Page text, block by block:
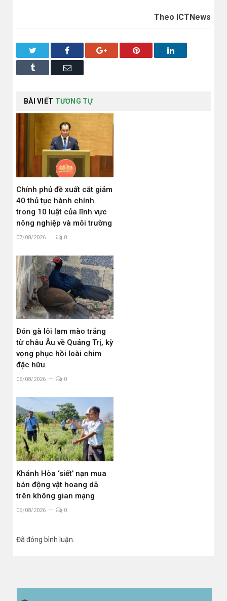
Theo ICTNews
Facebook Google+ Pinterest LinkedIn
Tumblr Email
BÀI VIẾT TƯƠNG TỰ
Chính phủ đề xuất cắt giảm
40 thủ tục hành chính
trong 10 luật của lĩnh vực
nông nghiệp và môi trường
07/08/2026 0
Đón gà lôi lam mào trắng
từ châu Âu về Quảng Trị, kỳ
vọng phục hồi loài chim
đặc hữu
06/08/2026 0
Khánh Hòa ‘siết’ nạn mua
bán động vật hoang dã
trên không gian mạng
06/08/2026 0
Đã đóng bình luận.